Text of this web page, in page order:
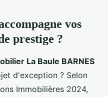
vos
prestige ?
La Baule BARNES
d'exception ? Selon
Immobilières 2024,